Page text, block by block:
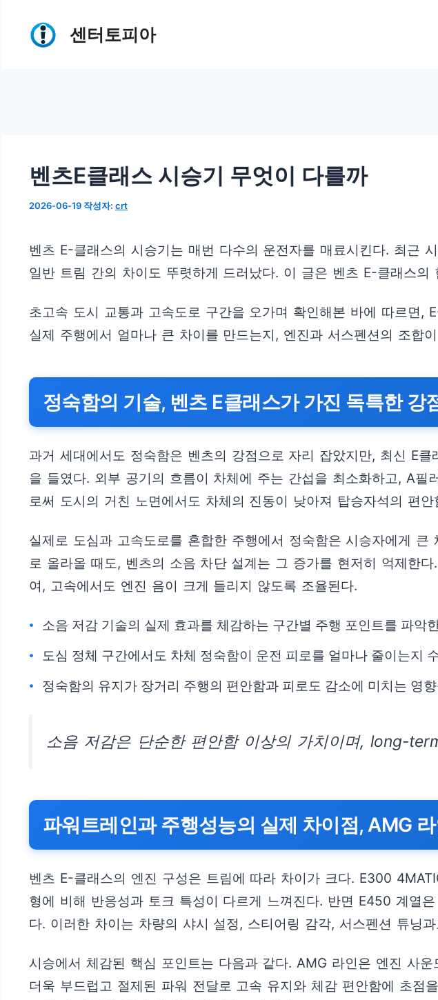
센터토피아
벤츠E클래스 시승기 무엇이 다를까
2026-06-19 작성자: crt
벤츠 E-클래스의 시승기는 매번 다수의 운전자를 매료시킨다. 최근
일반 트림 간의 차이도 뚜렷하게 드러났다. 이 글은 벤츠 E-클래스
초고속 도시 교통과 고속도로 구간을 오가며 확인해본 바에 따르면,
실제 주행에서 얼마나 큰 차이를 만드는지, 엔진과 서스펜션의 조합
정숙함의 기술, 벤츠 E클래스가 가진 독특한 강
과거 세대에서도 정숙함은 벤츠의 강점으로 자리 잡았지만, 최신 E
을 들였다. 외부 공기의 흐름이 차체에 주는 간섭을 최소화하고, A
로써 도시의 거친 노면에서도 차체의 진동이 낮아져 탑승자석의 편
실제로 도심과 고속도로를 혼합한 주행에서 정숙함은 시승자에게
로 올라올 때도, 벤츠의 소음 차단 설계는 그 증가를 현저히 억제한
여, 고속에서도 엔진 음이 크게 들리지 않도록 조율된다.
소음 저감 기술의 실제 효과를 체감하는 구간별 주행 포인트를 파악
도심 정체 구간에서도 차체 정숙함이 운전 피로를 얼마나 줄이는지
정숙함의 유지가 장거리 주행의 편안함과 피로도 감소에 미치는 영
소음 저감은 단순한 편안함 이상의 가치이며, long-
파워트레인과 주행성능의 실제 차이점, AMG
벤츠 E-클래스의 엔진 구성은 트림에 따라 차이가 크다. E300
형에 비해 반응성과 토크 특성이 다르게 느껴진다. 반면 E450 계열
다. 이러한 차이는 차량의 샤시 설정, 스티어링 감각, 서스펜션 튜닝
시승에서 체감된 핵심 포인트는 다음과 같다. AMG 라인은 엔진 사
더욱 부드럽고 절제된 파워 전달로 고속 유지와 체감 편안함에 초